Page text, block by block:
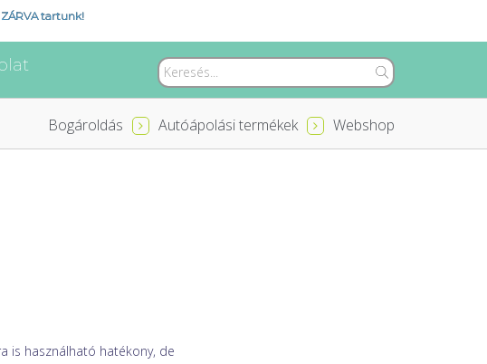
tartunk!
Webshop
Autóápolási termékek
Bogároldás
is használható hatékony, de